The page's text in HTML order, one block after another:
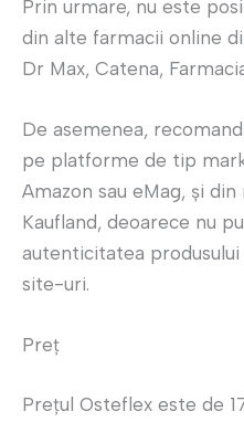
Prin urmare, nu este
din alte farmacii online
Dr Max, Catena,
De asemenea,
pe platforme de tip
Amazon sau eMag, și
Kaufland, deoarece nu
autenticitatea
site-uri.
Preț
Prețul Osteflex este de